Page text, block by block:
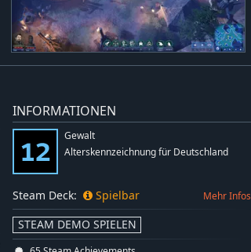
INFORMATIONEN
Gewalt
Alterskennzeichnung für Deutschland
Steam Deck: Spielbar Mehr Infos
STEAM DEMO SPIELEN